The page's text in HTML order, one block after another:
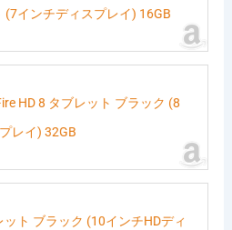
(7インチディスプレイ) 16GB
HD 8 タブレット ブラック (8
レイ) 32GB
ット ブラック (10インチHDディ